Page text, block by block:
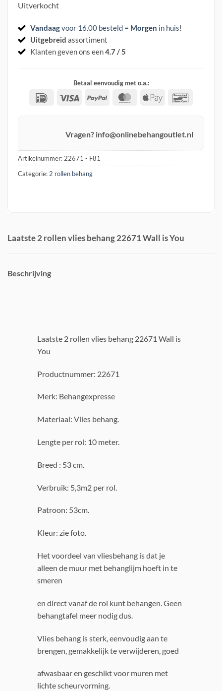
Uitverkocht
Vandaagvoor 16.00 besteld = Morgen in huis!
Uitgebreid assortiment
Klanten geven ons een4.7 / 5
Betaal eenvoudig met o.a.:
IDeal Visa PayPal MasterCard
Apple
Vragen? info@onlinebehangoutlet.nl
Artikelnummer: 22671 - F81
Categorie: 2 rollen behang
Laatste 2 rollen vlies behang 22671 Wall is You
Beschrijving
Laatste 2 rollen vlies behang 22671 Wall is
You
Productnummer: 22671
Merk: Behangexpresse
Materiaal: Vlies behang.
Lengte per rol: 10 meter.
Breed : 53 cm.
Verbruik: 5,3m2 per rol.
Patroon: 53cm.
Kleur: zie foto.
Het voordeel van vliesbehang is dat je
alleen de muur met behanglijm hoeft in te
smeren
en direct vanaf de rol kunt behangen. Geen
behangtafel meer nodig dus.
Vlies behang is sterk, eenvoudig aan te
brengen, gemakkelijk te verwijderen, goed
afwasbaar en geschikt voor muren met
lichte scheurvorming.